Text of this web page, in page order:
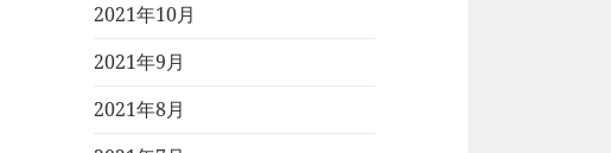
2021年10月
2021年9月
2021年8月